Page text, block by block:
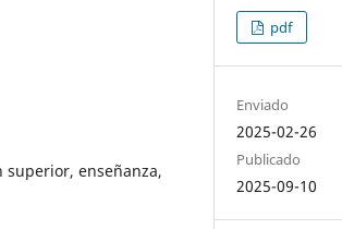
superior, enseñanza,
pdf
Enviado
2025-02-26
Publicado
2025-09-10